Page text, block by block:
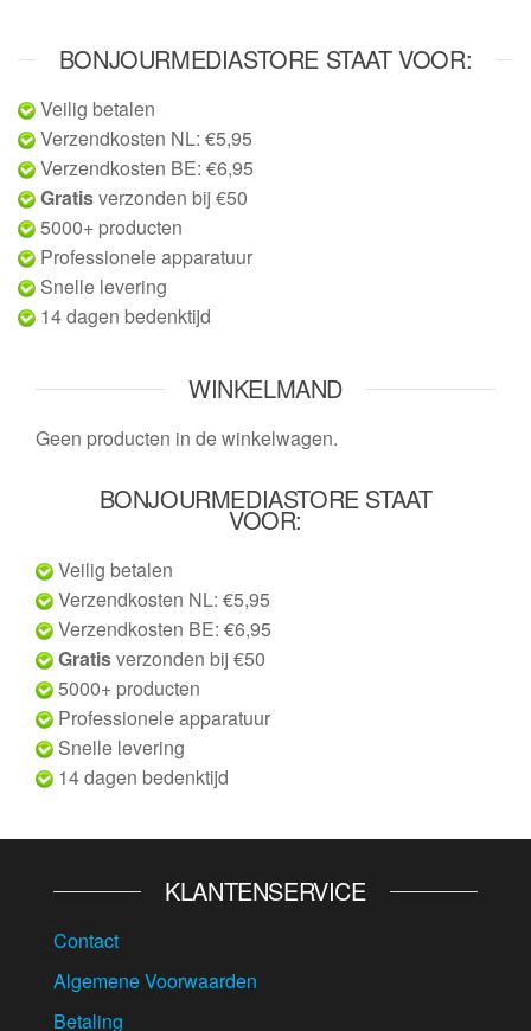
BONJOURMEDIASTORE STAAT VOOR:
Veilig betalen
Verzendkosten NL: €5,95
Verzendkosten BE: €6,95
Gratisverzonden bij €50
5000+ producten
Professionele apparatuur
Snelle levering
14 dagen bedenktijd
WINKELMAND
Geen producten in de winkelwagen.
BONJOURMEDIASTORE STAAT
VOOR:
Veilig betalen
Verzendkosten NL: €5,95
Verzendkosten BE: €6,95
Gratisverzonden bij €50
5000+ producten
Professionele apparatuur
Snelle levering
14 dagen bedenktijd
KLANTENSERVICE
Contact
Algemene Voorwaarden
Betaling